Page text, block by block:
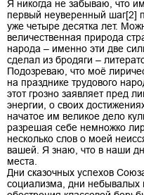
Я никогда не забываю, что
первый неуверенный шаг[2]
уже четыре десятка лет.
величественная природа
народа – именно эти две
сделал из бродяги –
Подозреваю, что моё
на празднике трудового
этот грозно заявляет пред
энергии, о своих
начатое им великое дело
разрешая себе немножко
несколько слов о моей
вашей. Я знаю, что в наши
места.
Дни сказочных успехов
социализма, дни небывалых